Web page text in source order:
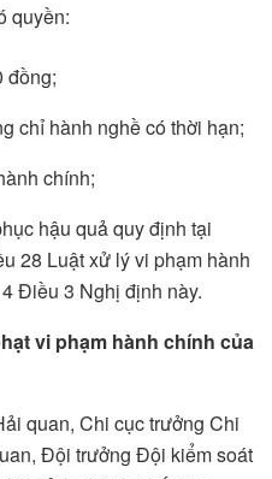
quyền:
đồng;
chỉ hành nghề có thời hạn;
chính;
hậu quả quy định tại
28 Luật xử lý vi phạm hành
Điều 3 Nghị định này.
vi phạm hành chính của
quan, Chi cục trưởng Chi
Đội trưởng Đội kiểm soát